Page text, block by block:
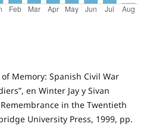
of Memory: Spanish Civil War
en Winter Jay y Sivan
in the Twentieth
University Press, 1999, pp.